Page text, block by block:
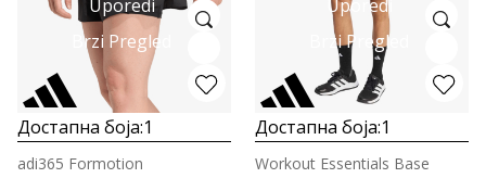
Uporedi
Brzi Pregled
Достапна боја:1
adi365 Formotion
Uporedi
Brzi Pregled
Достапна боја:1
Workout Essentials Base